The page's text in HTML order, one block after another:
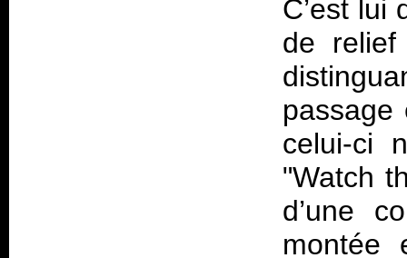
C’est lui
de relief
passage
celui-ci
"Watch
d’une
montée